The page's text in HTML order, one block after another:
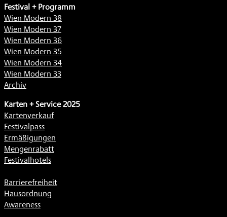
Festival + Programm
Wien Modern 38
Wien Modern 37
Wien Modern 36
Wien Modern 35
Wien Modern 34
Wien Modern 33
Archiv
Karten + Service 2025
Kartenverkauf
Festivalpass
Ermäßigungen
Mengenrabatt
Festivalhotels
Barrierefreiheit
Hausordnung
Awareness